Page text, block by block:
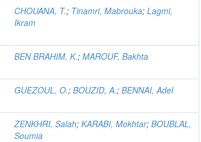
CHOUANA, T.; Tinamri, Mabrouka;Lagmi,
Ikram
BEN BRAHIM, K.;MAROUF, Bakhta
GUEZOUL, O.;BOUZID, A.;BENNAI, Adel
ZENKHRI, Salah;KARABI, Mokhtar;BOUBLAL,
Soumia